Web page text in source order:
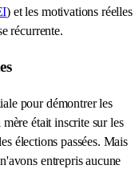
) et les motivations réelles
récurrente.
pour démontrer les
était inscrite sur les
élections passées. Mais
entrepris aucune